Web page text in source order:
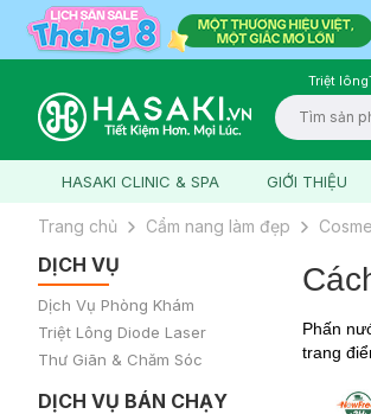
Triệt lông
Logo
HASAKI CLINIC & SPA GIỚI THIỆU
Trang chủ Cẩm nang làm đẹp
DỊCH VỤ
Dịch Vụ Phòng Khám
Triệt Lông Diode Laser
Thư Giãn & Chăm Sóc
DỊCH VỤ BÁN CHẠY
Phấn
trang